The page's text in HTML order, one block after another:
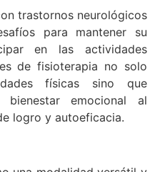
trastornos neurológicos
para mantener su
en las actividades
de fisioterapia no solo
físicas sino que
bienestar emocional al
logro y autoeficacia.